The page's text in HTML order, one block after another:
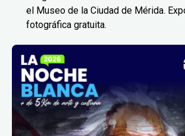
el Museo de la Ciudad de Mérida.
fotográfica gratuita.